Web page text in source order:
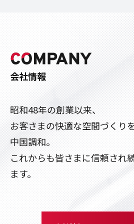
会社情報
昭和48年の創業以来、
お客さまの快適な空間づくり
中国調和。
これからも皆さまに信頼され
ます。